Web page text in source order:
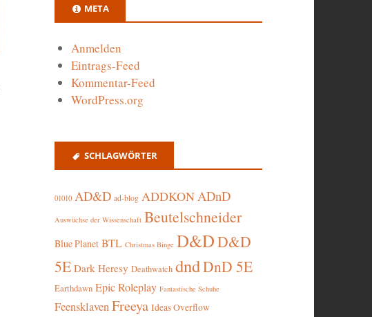
META
Anmelden
Eintrags-Feed
Kommentar-Feed
WordPress.org
SCHLAGWÖRTER
01010 AD&D ad-blog ADDKONADnD
Auswüchse der Wissenschaft Beutelschneider
Blue Planet BTL Christmas Binge D&DD&D
5E Dark Heresy Deathwatch dndDnD 5E
Earthdawn Epic Roleplay Fantastische Schuhe
Feensklaven Freeya Ideas Overflow